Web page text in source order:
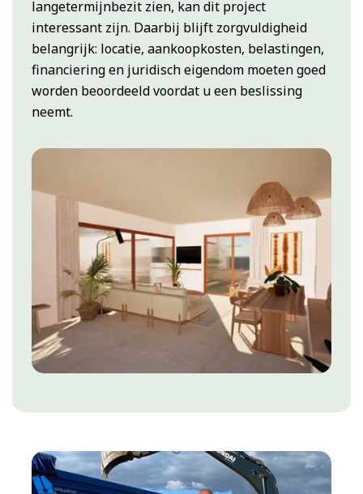
langetermijnbezit zien, kan dit project
interessant zijn. Daarbij blijft zorgvuldigheid
belangrijk: locatie, aankoopkosten, belastingen,
financiering en juridisch eigendom moeten goed
worden beoordeeld voordat u een beslissing
neemt.